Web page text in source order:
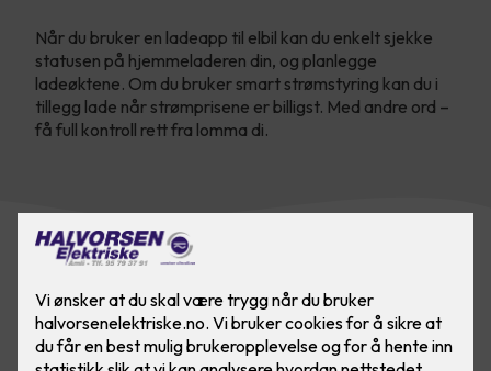
Når du bruker en ladeapp til elbil kan du enkelt sjekke
statusen på hjemmeladeren din, og planlegge
ladeøktene. Om du bruker smart strømstyring kan du i
tillegg lade når strømprisene er billigst. Med andre ord –
få full kontroll rett fra lomma di.